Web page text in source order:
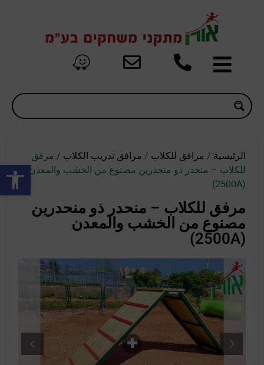
الرئيسية / مرافق للكلاب / مرافق تدريب الكلاب / مرفق
للكلاب – منحدر ذو منحدرين مصنوع من الخشب والمعدن
(2500A)
مرفق للكلاب – منحدر ذو منحدرين
مصنوع من الخشب والمعدن
(2500A)